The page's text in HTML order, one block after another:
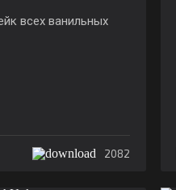
всех ванильных
2082